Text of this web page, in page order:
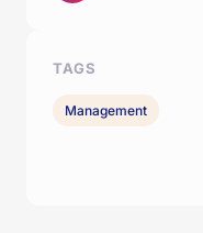
TAGS
Management